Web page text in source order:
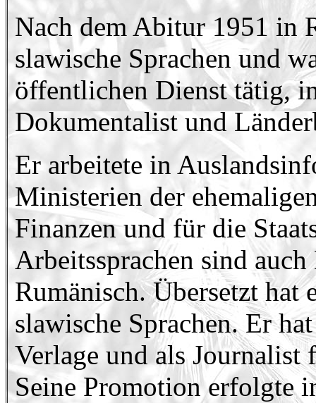
Nach dem Abitur 1951 in
slawische Sprachen und
öffentlichen Dienst tätig,
Dokumentalist und
Er arbeitete in
Ministerien der
Finanzen und für die
Arbeitssprachen sind
Rumänisch. Übersetzt hat
slawische Sprachen. Er
Verlage und als Journalist
Seine Promotion erfolgte